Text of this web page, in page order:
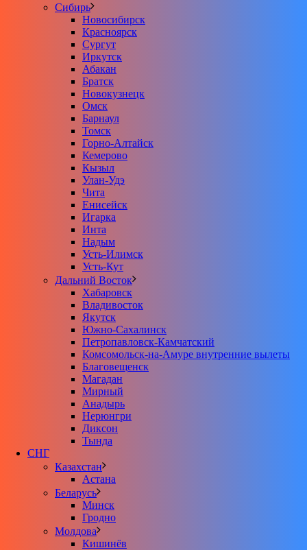
Сибирь
Новосибирск
Красноярск
Сургут
Иркутск
Абакан
Братск
Новокузнецк
Омск
Барнаул
Томск
Горно-Алтайск
Кемерово
Кызыл
Улан-Удэ
Чита
Енисейск
Игарка
Инта
Надым
Усть-Илимск
Усть-Кут
Дальний Восток
Хабаровск
Владивосток
Якутск
Южно-Сахалинск
Петропавловск-Камчатский
Комсомольск-на-Амуре внутренние вылеты
Благовещенск
Магадан
Мирный
Анадырь
Нерюнгри
Диксон
Тында
СНГ
Казахстан
Астана
Беларусь
Минск
Гродно
Молдова
Кишинёв